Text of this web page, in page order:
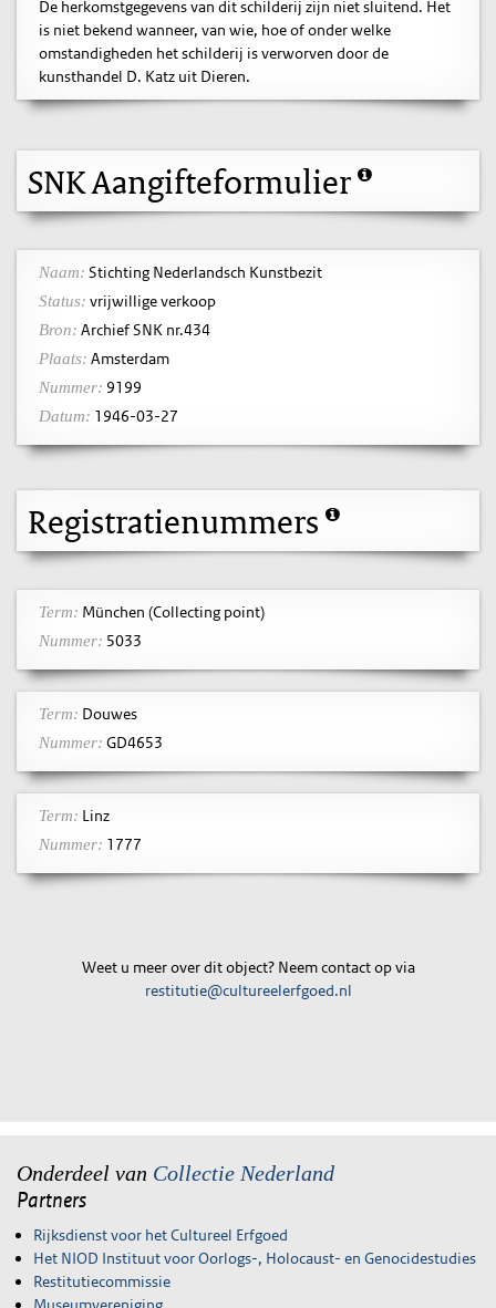
De herkomstgegevens van dit schilderij zijn niet sluitend. Het
is niet bekend wanneer, van wie, hoe of onder welke
omstandigheden het schilderij is verworven door de
kunsthandel D. Katz uit Dieren.
SNK Aangifteformulier
Naam: Stichting Nederlandsch Kunstbezit
Status: vrijwillige verkoop
Bron: Archief SNK nr.434
Plaats: Amsterdam
Nummer: 9199
Datum: 1946-03-27
Registratienummers
Term: München (Collecting point)
Nummer: 5033
Term: Douwes
Nummer: GD4653
Term: Linz
Nummer: 1777
Weet u meer over dit object? Neem contact op via
restitutie@cultureelerfgoed.nl
Onderdeel van Collectie Nederland
Partners
Rijksdienst voor het Cultureel Erfgoed
Het NIOD Instituut voor Oorlogs-, Holocaust- en Genocidestudies
Restitutiecommissie